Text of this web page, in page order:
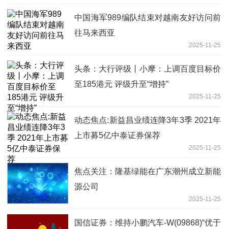
中国海军989编队结束对越南友好访问前
往马来西亚
2025-11-25
头条：大行评级丨小摩：上调百度目标价
至185港元 评级升至“增持”
2025-11-25
动态焦点:新益昌业绩连降3年3季 2021年
上市募5亿中泰证券保荐
2025-11-25
焦点关注：隆基绿能在广东潮州成立新能
源公司
2025-11-25
国信证券：维持小鹏汽车-W(09868)“优于